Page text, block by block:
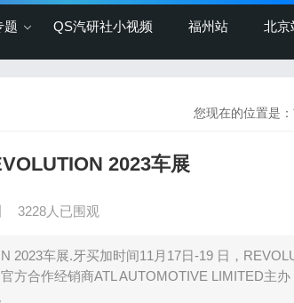
题 QS汽研社小视频 福州站 北京
您现在的位置是：
2023车展
3228人已围观
2023车展.牙买加时间11月17日-19 日，
方合作经销商ATL AUTOMOTIVE LIMITED主